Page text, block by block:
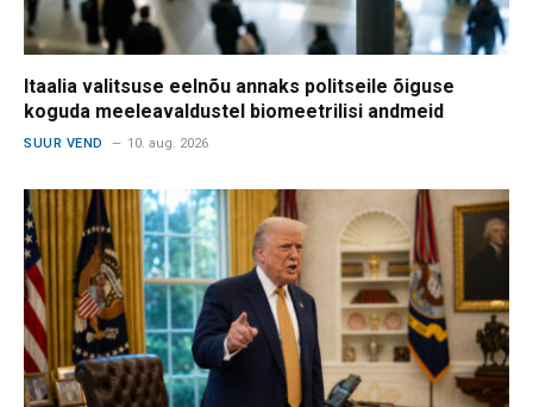
Itaalia valitsuse eelnõu annaks politseile õiguse
koguda meeleavaldustel biomeetrilisi andmeid
SUUR VEND 10. aug. 2026